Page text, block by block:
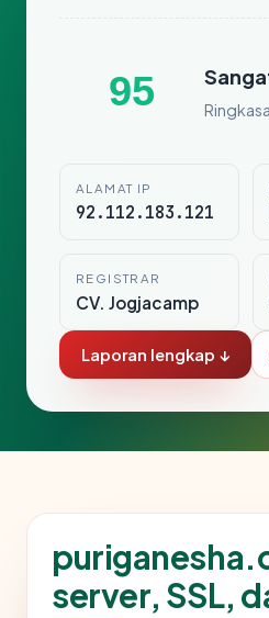
95
ALAMAT IP
92.112.183.121
REGISTRAR
CV. Jogjacamp
Laporan lengkap ↓
server, SSL,